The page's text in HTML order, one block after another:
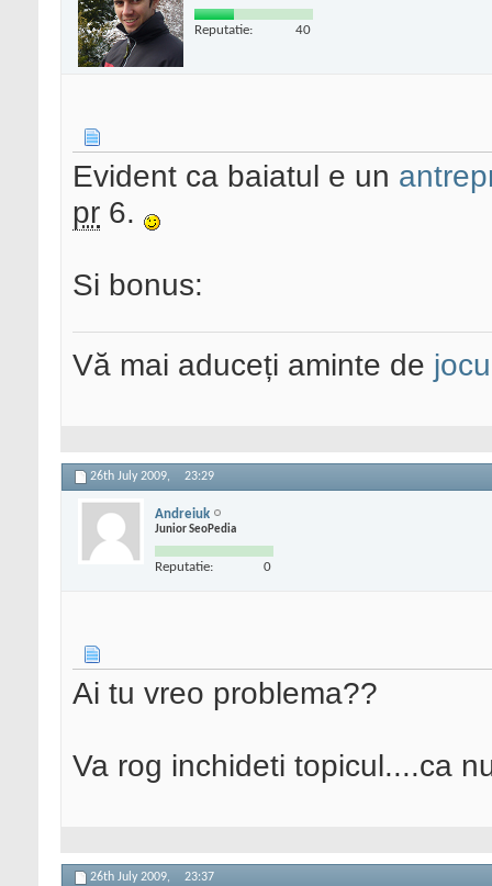
Reputatie: 40
Evident ca baiatul e un
pr 6.
Si bonus:
Vă mai aduceți aminte de
26th July 2009, 23:29
Andreiuk
Junior SeoPedia
Reputatie: 0
Ai tu vreo problema??
Va rog inchideti topicul....ca
26th July 2009, 23:37